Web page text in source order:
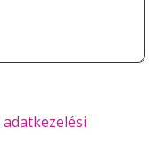
adatkezelési